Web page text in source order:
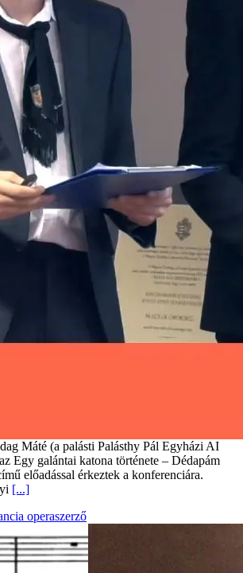
Máté (a palásti Palásthy Pál Egyházi AI
Egy galántai katona története – Dédapám
előadással érkeztek a konferenciára.
[...]
operaszerző